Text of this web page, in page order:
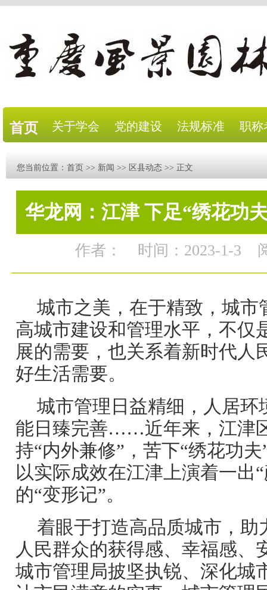
首页 关于学会 党的建设 法规标准 职称
您当前位置： 首页 >> 新闻 >> 区县动态 >> 正文
华龙网：江津 下足“绣花功
作者： 时间：2023-1-3
城市之美，在于精致，城市
高城市建设和管理水平，不仅
展的需要，也关系着新时代人
好生活需要。
城市管理日益精细，人居环
能日臻完善……近年来，江津
持“内外兼修”，苦下“绣花功
以实际成效在江津上演着一出
的“变形记”。
着眼于打造高品质城市，助
人民群众的获得感、幸福感、
城市管理局披坚执锐、深化城